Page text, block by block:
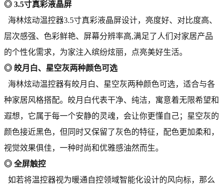
◎ 3.5寸真彩液晶屏
海林炫动温控器3.5寸真彩液晶屏设计，亮度好、对比度高、
层次感强、色彩鲜艳、屏幕分辨率高,满足了人们对家居产品
的个性化需求，为家注入缤纷炫丽，点亮美好生活。
◎ 皎月白、星空灰两种颜色可选
海林炫动温控器有皎月白、星空灰两种颜色可选，适合与各
种家居风格搭配。皎月白代表干净、纯洁，寓意着无限希望和
遐想，它属于每一个安静的灵魂，会让你更懂自己；星空灰的
颜色接近黑色，但同时又保留了灰色的特征，配色更加柔和，
视觉效果俱佳，一种时尚和优雅感油然而生。
◎ 全屏触控
如若将温控器视为暖通自控领域智能化设计的风向标，那么